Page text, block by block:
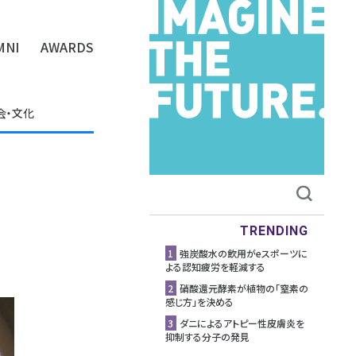
AWARDS
・文化
TRENDING
1 強炭酸水の飲用がeスポーツに
よる認知疲労を軽減する
2 硝酸還元酵素が植物の「窒素の
感じ方」を決める
3 ダニによるアトピー性皮膚炎を
抑制する分子の発見